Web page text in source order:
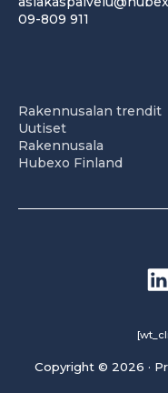
09-809 911
Rakennusalan trendit
Uutiset
Rakennusala
Hubexo Finland
Copyright © 2026 ·